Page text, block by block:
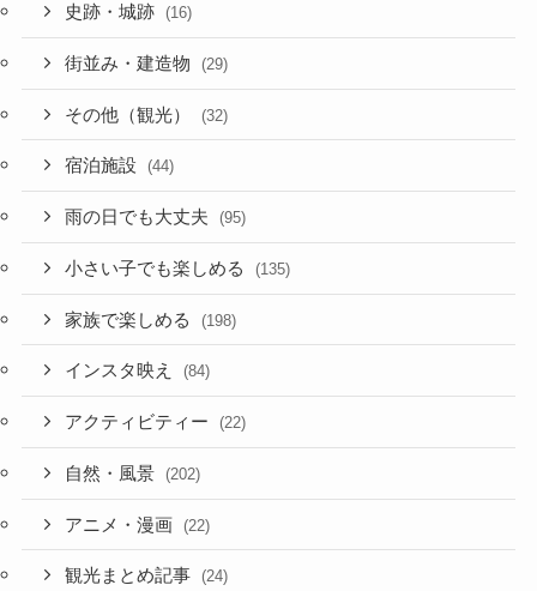
史跡・城跡 (16)
街並み・建造物 (29)
その他（観光） (32)
宿泊施設 (44)
雨の日でも大丈夫 (95)
小さい子でも楽しめる (135)
家族で楽しめる (198)
インスタ映え (84)
アクティビティー (22)
自然・風景 (202)
アニメ・漫画 (22)
観光まとめ記事 (24)